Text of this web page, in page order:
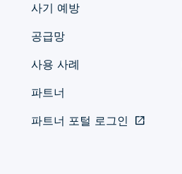
사기 예방
공급망
사용 사례
파트너
파트너 포털 로그인 open_in_new